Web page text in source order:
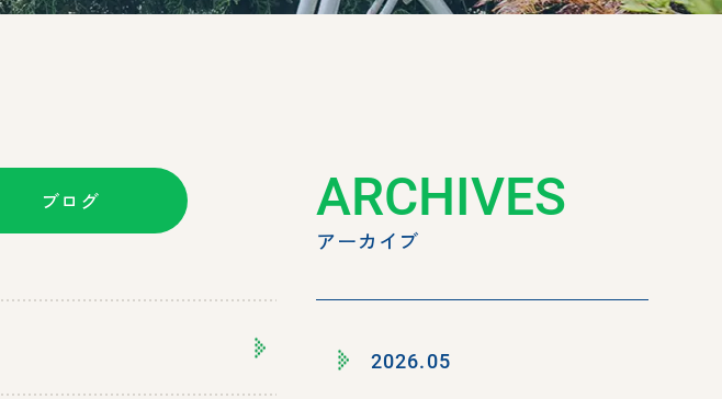
ブログ ARCHIVES
アーカイブ
2026.05